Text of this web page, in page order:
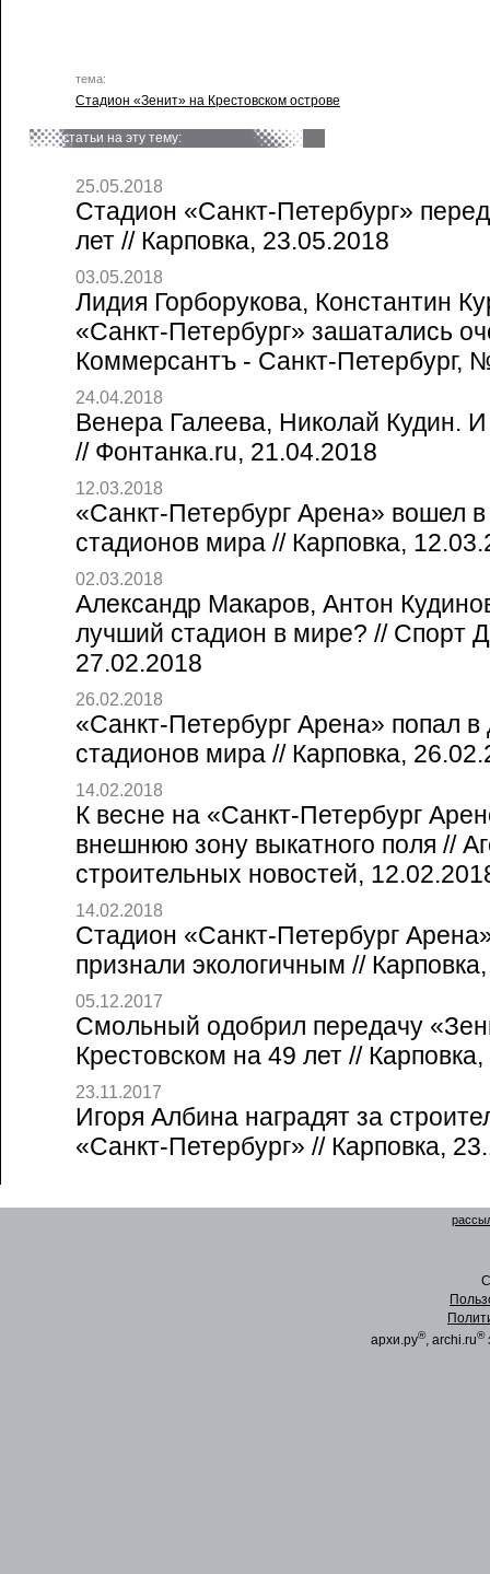
тема:
Стадион «Зенит» на Крестовском острове
статьи на эту тему:
25.05.2018
Стадион «Санкт-Петербург»
лет // Карповка, 23.05.2018
03.05.2018
Лидия Горборукова, Константин
«Санкт-Петербург» зашатались
Коммерсантъ - Санкт-Петербург,
24.04.2018
Венера Галеева, Николай Кудин. И
// Фонтанка.ru, 21.04.2018
12.03.2018
«Санкт-Петербург Арена» вошел
стадионов мира // Карповка,
02.03.2018
Александр Макаров, Антон
лучший стадион в мире? // Спорт
27.02.2018
26.02.2018
«Санкт-Петербург Арена» попал в
стадионов мира // Карповка,
14.02.2018
К весне на «Санкт-Петербург
внешнюю зону выкатного поля //
строительных новостей,
14.02.2018
Стадион «Санкт-Петербург
признали экологичным //
05.12.2017
Смольный одобрил передачу
Крестовском на 49 лет //
23.11.2017
Игоря Албина наградят за
«Санкт-Петербург» // Карповка,
архи.ру®, archi.ru®